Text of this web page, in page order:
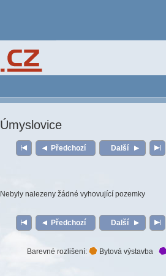
Úmyslovice
Předchozí Další
Nebyly nalezeny žádné vyhovující pozemky
Předchozí Další
Barevné rozlišení: Bytová výstavba